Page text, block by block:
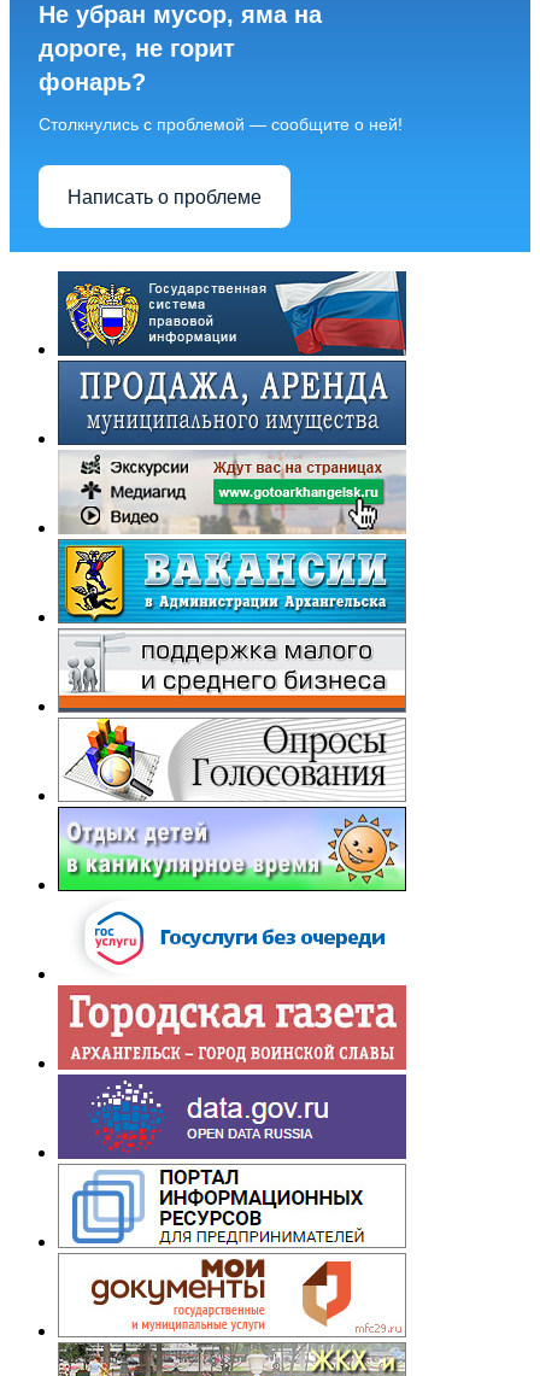
Не убран мусор, яма на
дороге, не горит
фонарь?
Столкнулись с проблемой — сообщите о ней!
Написать о проблеме